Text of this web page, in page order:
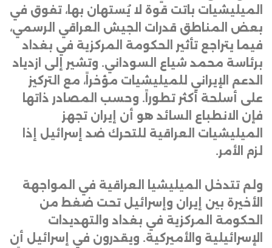
الميليشيات باتت قوة لا يُستهان بها، تفوق في
بعض المناطق قدرات الجيش العراقي الرسمي،
فيما يتراجع تأثير الحكومة المركزية في بغداد
برئاسة محمد شياع السوداني. وتشير إلى ازدياد
الدعم الإيراني للميليشيات مؤخراً، مع التركيز
على أسلحة أكثر تطوراً. وحسب المصادر ذاتها
فإن الانطباع السائد هو أن إيران تجهز
الميليشيات العراقية للتحرك ضد إسرائيل إذا
لزم الأمر.
ولم تتدخل الميليشيا العراقية في المواجهة
الأخيرة بين إيران وإسرائيل تحت ضغط من
الحكومة المركزية في بغداد والتهديدات
الإسرائيلية والأميركية. ويقدرون في إسرائيل أن